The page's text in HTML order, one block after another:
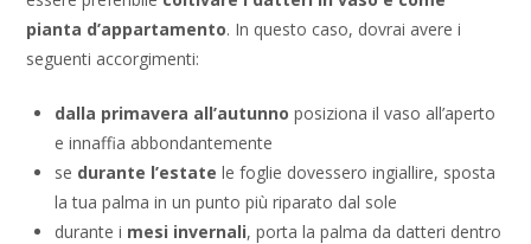
pianta d’appartamento. In questo caso, dovrai avere i
seguenti accorgimenti:
dalla primavera all’autunno posiziona il vaso all’aperto
e innaffia abbondantemente
se durante l’estate le foglie dovessero ingiallire, sposta
la tua palma in un punto più riparato dal sole
durante i mesi invernali, porta la palma da datteri dentro